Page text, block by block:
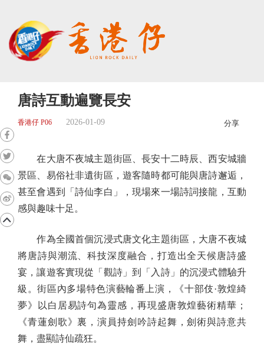
唐詩互動遍覽長安
香港仔 P06 2026-01-09 分享
在大唐不夜城主題街區、長安十二時辰、西安城牆
景區、易俗社非遺街區，遊客隨時都可能與唐詩邂逅，
甚至會遇到「詩仙李白」，現場來一場詩詞接龍，互動
感與趣味十足。
作為全國首個沉浸式唐文化主題街區，大唐不夜城
將唐詩與潮流、科技深度融合，打造出全天候唐詩盛
宴，讓遊客實現從「觀詩」到「入詩」的沉浸式體驗升
級。街區內多場特色演藝輪番上演，《十部伎·敦煌綺
夢》以白居易詩句為靈感，再現盛唐敦煌藝術精華；
《青蓮劍歌》裏，演員持劍吟詩起舞，劍術與詩意共
舞，盡顯詩仙疏狂。